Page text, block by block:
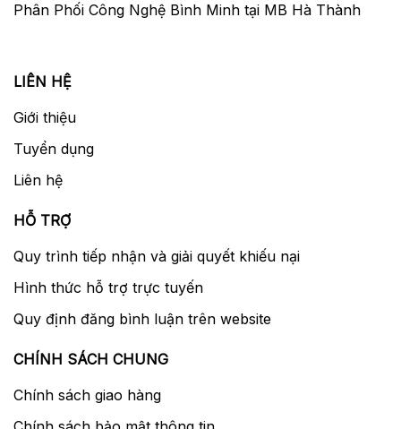
Phân Phối Công Nghệ Bình Minh tại MB Hà Thành
LIÊN HỆ
Giới thiệu
Tuyển dụng
Liên hệ
HỖ TRỢ
Quy trình tiếp nhận và giải quyết khiếu nại
Hình thức hỗ trợ trực tuyến
Quy định đăng bình luận trên website
CHÍNH SÁCH CHUNG
Chính sách giao hàng